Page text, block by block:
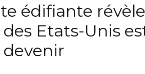
édifiante
Etats-Unis
devenir